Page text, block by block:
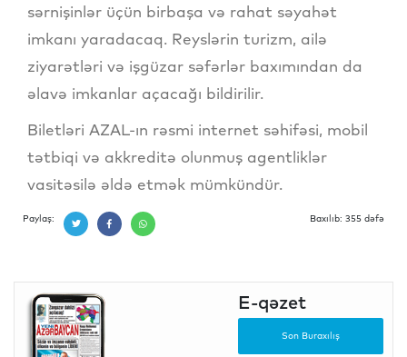
sərnişinlər üçün birbaşa və rahat səyahət
imkanı yaradacaq. Reyslərin turizm, ailə
ziyarətləri və işgüzar səfərlər baxımından da
əlavə imkanlar açacağı bildirilir.
Biletləri AZAL-ın rəsmi internet səhifəsi, mobil
tətbiqi və akkreditə olunmuş agentliklər
vasitəsilə əldə etmək mümkündür.
Paylaş: Baxılıb: 355 dəfə
E-qəzet
Son Buraxılış